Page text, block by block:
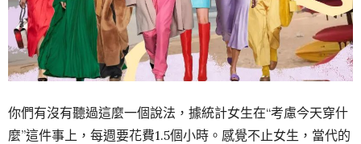
你們有沒有聽過這麼一個說法，據統計女生在“考慮今天穿什
麼”這件事上，每週要花費1.5個小時。感覺不止女生，當代的